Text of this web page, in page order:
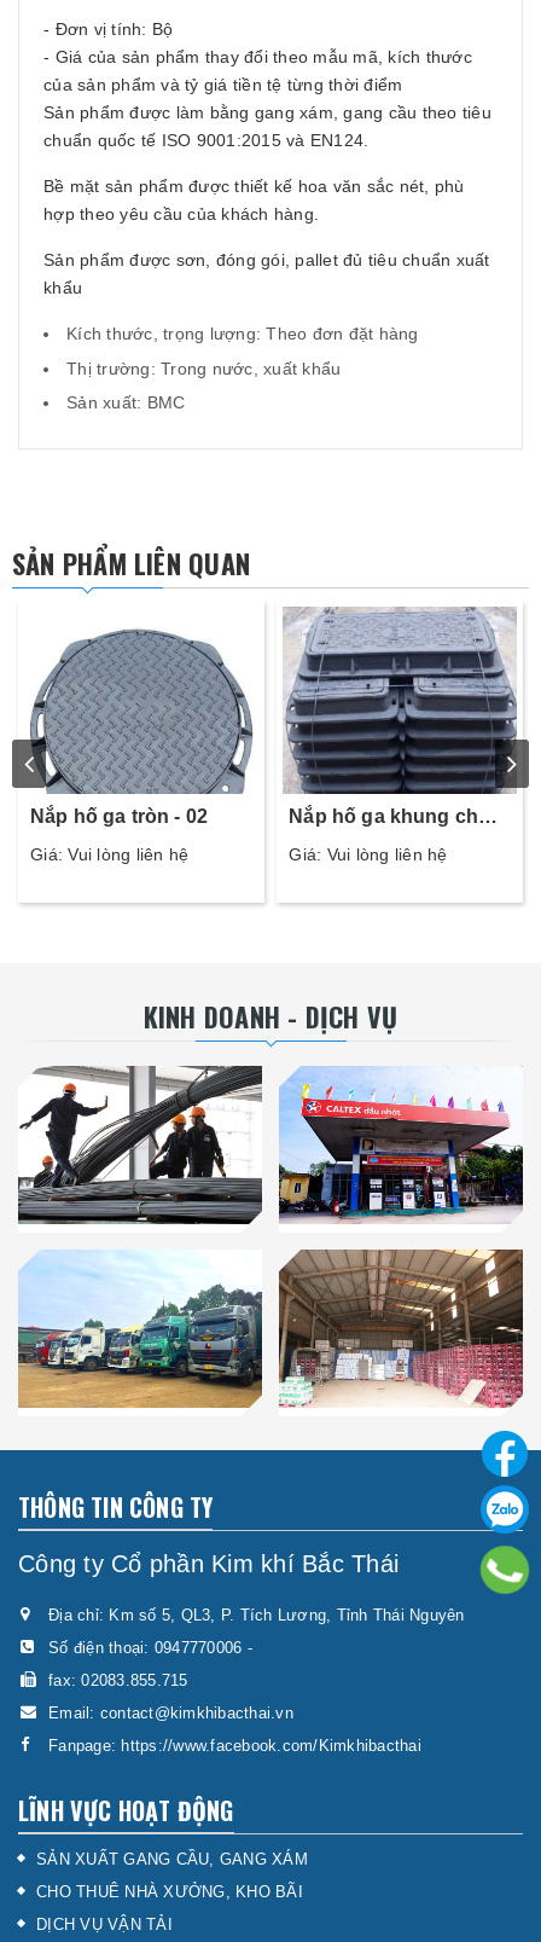
- Đơn vị tính: Bộ
- Giá của sản phẩm thay đổi theo mẫu mã, kích thước
của sản phẩm và tỷ giá tiền tệ từng thời điểm
Sản phẩm được làm bằng gang xám, gang cầu theo tiêu
chuẩn quốc tế ISO 9001:2015 và EN124.
Bề mặt sản phẩm được thiết kế hoa văn sắc nét, phù
hợp theo yêu cầu của khách hàng.
Sản phẩm được sơn, đóng gói, pallet đủ tiêu chuẩn xuất
khẩu
Kích thước, trọng lượng: Theo đơn đặt hàng
Thị trường: Trong nước, xuất khẩu
Sản xuất: BMC
SẢN PHẨM LIÊN QUAN
Nắp hố ga tròn - 02
Giá: Vui lòng liên hệ
Nắp hố ga khung chữ
Giá: Vui lòng liên hệ
KINH DOANH - DỊCH VỤ
THÔNG TIN CÔNG TY
Công ty Cổ phần Kim khí Bắc Thái
Địa chỉ: Km số 5, QL3, P. Tích Lương, Tỉnh Thái Nguyên
Số điện thoại: 0947770006 -
fax: 02083.855.715
Email: contact@kimkhibacthai.vn
Fanpage: https://www.facebook.com/Kimkhibacthai
LĨNH VỰC HOẠT ĐỘNG
SẢN XUẤT GANG CẦU, GANG XÁM
CHO THUÊ NHÀ XƯỞNG, KHO BÃI
DỊCH VỤ VẬN TẢI